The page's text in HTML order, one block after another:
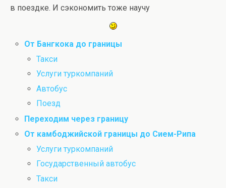
в поездке. И сэкономить тоже научу
От Бангкока до границы
Такси
Услуги туркомпаний
Автобус
Поезд
Переходим через границу
От камбоджийской границы до Сием-Рипа
Услуги туркомпаний
Государственный автобус
Такси